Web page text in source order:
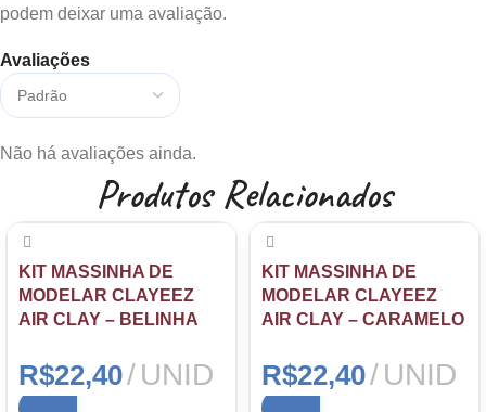
Avaliações
Não há avaliações ainda.
podem deixar uma avaliação.
Produtos Relacionados
KIT MASSINHA DE
MODELAR CLAYEEZ
AIR CLAY – BELINHA
R$22,40 UNID
KIT MASSINHA DE
MODELAR CLAYEEZ
AIR CLAY – CARAMELO
R$22,40 UNID